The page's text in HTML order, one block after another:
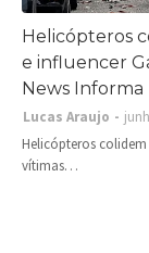
Helicópteros
e influencer
News Informa
Lucas Araujo
Helicópteros colidem
vítimas…